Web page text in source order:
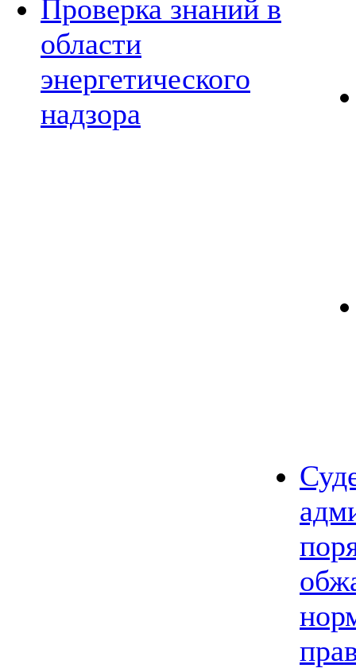
Проверка знаний в
области
энергетического
надзора